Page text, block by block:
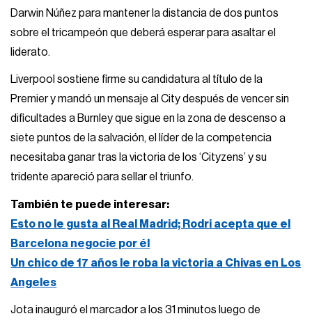
Darwin Núñez para mantener la distancia de dos puntos
sobre el tricampeón que deberá esperar para asaltar el
liderato.
Liverpool sostiene firme su candidatura al título de la
Premier y mandó un mensaje al City después de vencer sin
dificultades a Burnley que sigue en la zona de descenso a
siete puntos de la salvación, el líder de la competencia
necesitaba ganar tras la victoria de los ‘Cityzens’ y su
tridente apareció para sellar el triunfo.
También te puede interesar:
Esto no le gusta al Real Madrid; Rodri acepta que el
Barcelona negocie por él
Un chico de 17 años le roba la victoria a Chivas en Los
Angeles
Jota inauguró el marcador a los 31 minutos luego de